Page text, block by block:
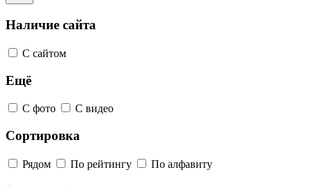
Наличие сайта
С сайтом
Ещё
С фото С видео
Сортировка
Рядом По рейтингу По алфавиту